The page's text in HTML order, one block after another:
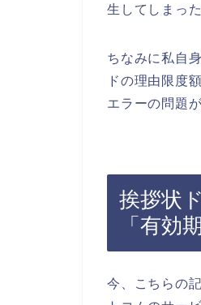
生してしまっ
ちなみに私自
ドの理由限度
エラーの問題
挨拶状
「有効
今、こちらの